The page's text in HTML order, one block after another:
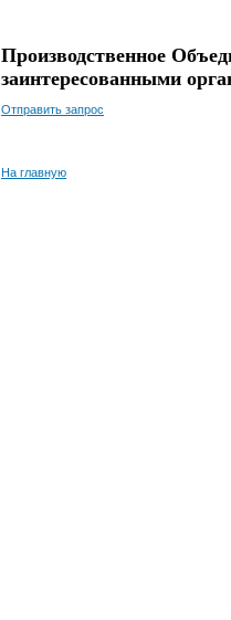
Производственное
заинтересованными
Отправить запрос
На главную